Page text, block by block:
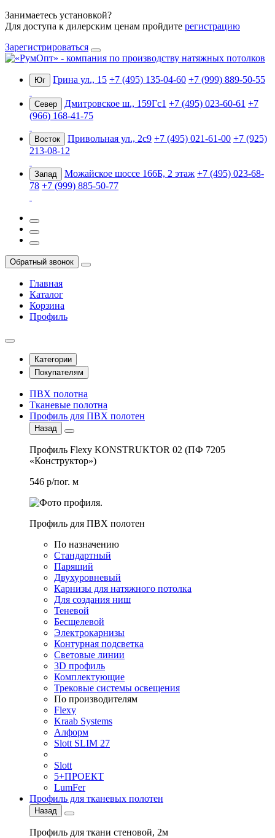
Занимаетесь установкой?
Для доступа к дилерским ценам пройдите регистрацию
Зарегистрироваться
Юг Грина ул., 15 +7 (495) 135-04-60 +7 (999) 889-50-55
Север Дмитровское ш., 159Гс1 +7 (495) 023-60-61 +7
(966) 168-41-75
Восток Привольная ул., 2с9 +7 (495) 021-61-00 +7 (925)
213-08-12
Запад Можайское шоссе 166Б, 2 этаж +7 (495) 023-68-
78 +7 (999) 885-50-77
Обратный звонок
Главная
Каталог
Корзина
Профиль
Категории
Покупателям
ПВХ полотна
Тканевые полотна
Профиль для ПВХ полотен
Назад
Профиль Flexy KONSTRUKTOR 02 (ПФ 7205
«Конструктор»)
546 р/пог. м
Профиль для ПВХ полотен
По назначению
Стандартный
Парящий
Двухуровневый
Карнизы для натяжного потолка
Для создания ниш
Теневой
Бесщелевой
Электрокарнизы
Контурная подсветка
Световые линии
3D профиль
Комплектующие
Трековые системы освещения
По производителям
Flexy
Kraab Systems
Алформ
Slott SLIM 27
Slott
5+ПРОЕКТ
LumFer
Профиль для тканевых полотен
Назад
Профиль для ткани стеновой, 2м